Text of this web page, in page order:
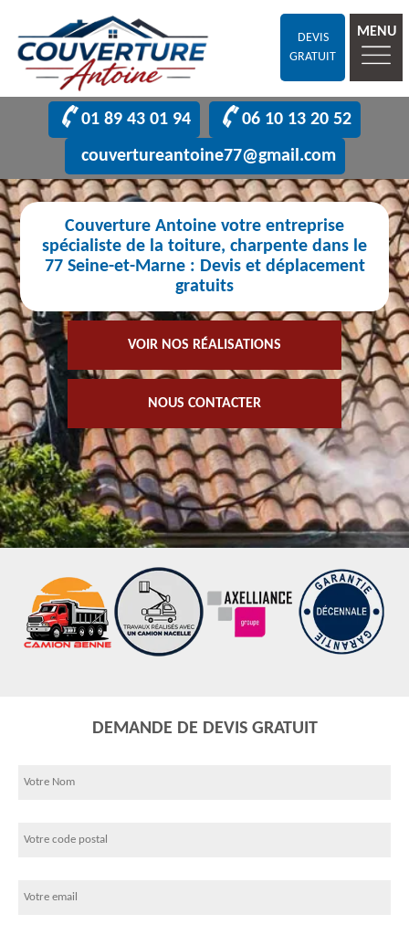
DEVIS
GRATUIT
MENU
01 89 43 01 94
06 10 13 20 52
couvertureantoine77@gmail.com
Couverture Antoine votre entreprise
spécialiste de la toiture, charpente dans le
77 Seine-et-Marne : Devis et déplacement
gratuits
VOIR NOS RÉALISATIONS
NOUS CONTACTER
DEMANDE DE DEVIS GRATUIT